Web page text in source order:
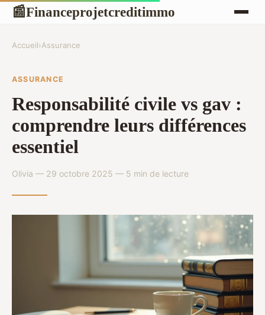
📰Financeprojetcreditimmo
Accueil›Assurance
ASSURANCE
Responsabilité civile vs gav :
comprendre leurs différences
essentiel
Olivia — 29 octobre 2025 — 5 min de lecture